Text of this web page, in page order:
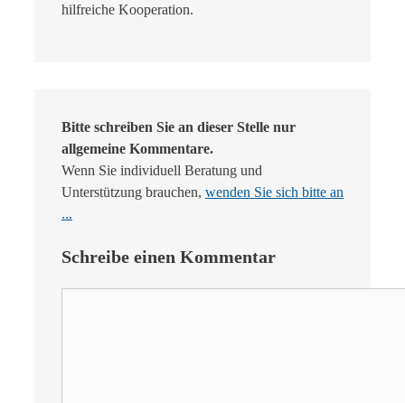
hilfreiche Kooperation.
Bitte schreiben Sie an dieser Stelle nur
allgemeine Kommentare.
Wenn Sie individuell Beratung und
Unterstützung brauchen, wenden Sie sich bitte an
...
Schreibe einen Kommentar